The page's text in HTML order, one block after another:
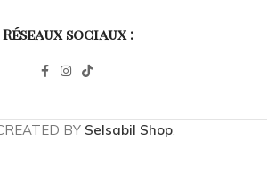
Réseaux sociaux :
BY Selsabil Shop.